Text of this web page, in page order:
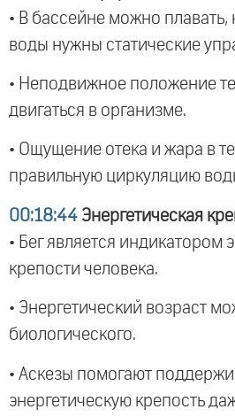
• В бассейне можно
воды нужны статические
• Неподвижное положение
двигаться в организме.
• Ощущение отека и жара в
правильную циркуляцию
00:18:44 Энергетическая
• Бег является индикатором
крепости человека.
• Энергетический возраст
биологического.
• Аскезы помогают
энергетическую крепость